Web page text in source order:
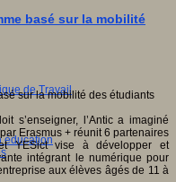
de Travail
éducation
basé sur la mobilité
s’enseigner, l’Antic a imaginé
Erasmus + réunit 6 partenaires
YESict vise à développer et
intégrant le numérique pour
aux élèves âgés de 11 à